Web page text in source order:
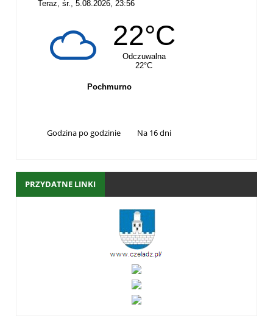
Godzina po godzinie Na 16 dni
PRZYDATNE LINKI